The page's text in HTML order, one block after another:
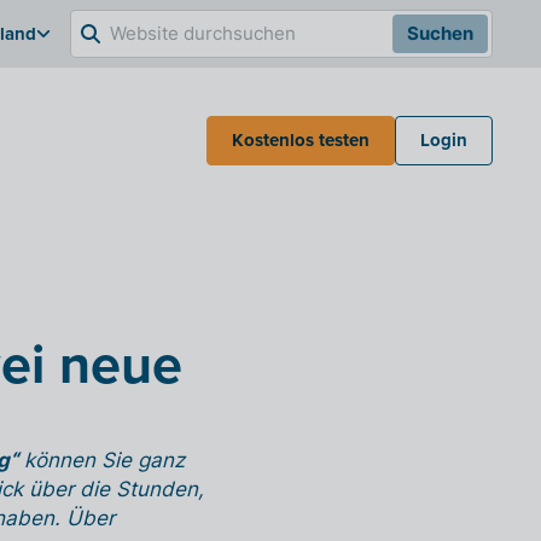
Suchen
Kostenlos testen Login
neue
können Sie ganz
über die Stunden,
Über